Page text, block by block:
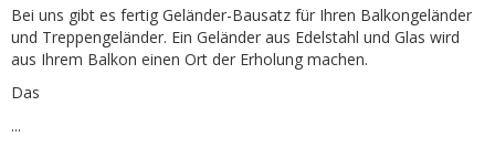
Bei uns gibt es fertig Geländer-Bausatz für Ihren Balkongeländer
und Treppengeländer. Ein Geländer aus Edelstahl und Glas wird
aus Ihrem Balkon einen Ort der Erholung machen.
Das
...